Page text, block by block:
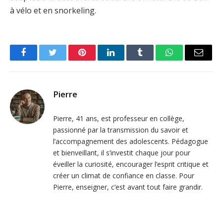
à vélo et en snorkeling.
FacebookTwitter PinterestLinkedInTumblr WhatsAppEmail
Pierre
Pierre, 41 ans, est professeur en collège,
passionné par la transmission du savoir et
l’accompagnement des adolescents. Pédagogue
et bienveillant, il s’investit chaque jour pour
éveiller la curiosité, encourager l’esprit critique et
créer un climat de confiance en classe. Pour
Pierre, enseigner, c’est avant tout faire grandir.